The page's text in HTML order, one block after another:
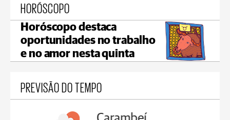
HORÓSCOPO
Horóscopo destaca
oportunidades no trabalho
e no amor nesta quinta
PREVISÃO DO TEMPO